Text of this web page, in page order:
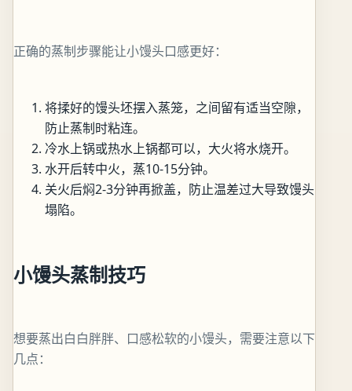
正确的蒸制步骤能让小馒头口感更好：
将揉好的馒头坯摆入蒸笼，之间留有适当空隙，
防止蒸制时粘连。
冷水上锅或热水上锅都可以，大火将水烧开。
水开后转中火，蒸10-15分钟。
关火后焖2-3分钟再掀盖，防止温差过大导致馒头
塌陷。
小馒头蒸制技巧
想要蒸出白白胖胖、口感松软的小馒头，需要注意以下
几点：